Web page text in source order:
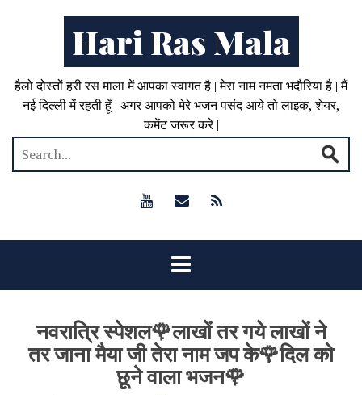
Hari Ras Mala
हैलो दोस्तों हरी रस माला में आपका स्वागत है | मेरा नाम नमता भदौरिया है | मैं
नई दिल्ली में रहती हूँ | अगर आपको मेरे भजन पसंद आये तो लाइक, शेयर,
कमेंट जरूर करे |
नवरात्रि स्पेशल🌹लाखों तर गये लाखों ने
तर जाना मैया जी तेरा नाम जप के🌹दिल को
छूने वाला भजन🌹